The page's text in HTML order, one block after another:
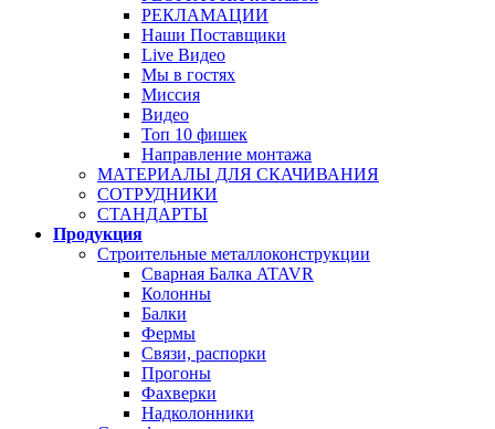
РЕКЛАМАЦИИ
Наши Поставщики
Live Видео
Мы в гостях
Миссия
Видео
Топ 10 фишек
Направление монтажа
МАТЕРИАЛЫ ДЛЯ СКАЧИВАНИЯ
СОТРУДНИКИ
СТАНДАРТЫ
Продукция
Строительные металлоконструкции
Сварная Балка ATAVR
Колонны
Балки
Фермы
Связи, распорки
Прогоны
Фахверки
Надколонники